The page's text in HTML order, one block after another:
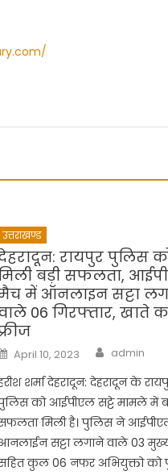
उत्तराखण्ड
रायपुर पुलिस
बड़ी सफलता,
में ऑनलाइन सट्टा
06 गिरफ्तार, खाते
Posted
on
April 10, 2023 Author
admin
शर्मा देहरादून: देहरादून के
को आईपीएल सट्टे मामले में
मिली है। पुलिस ने
सट्टा लगाने वाले 03
कुल 06 नफर अभियुक्तो को